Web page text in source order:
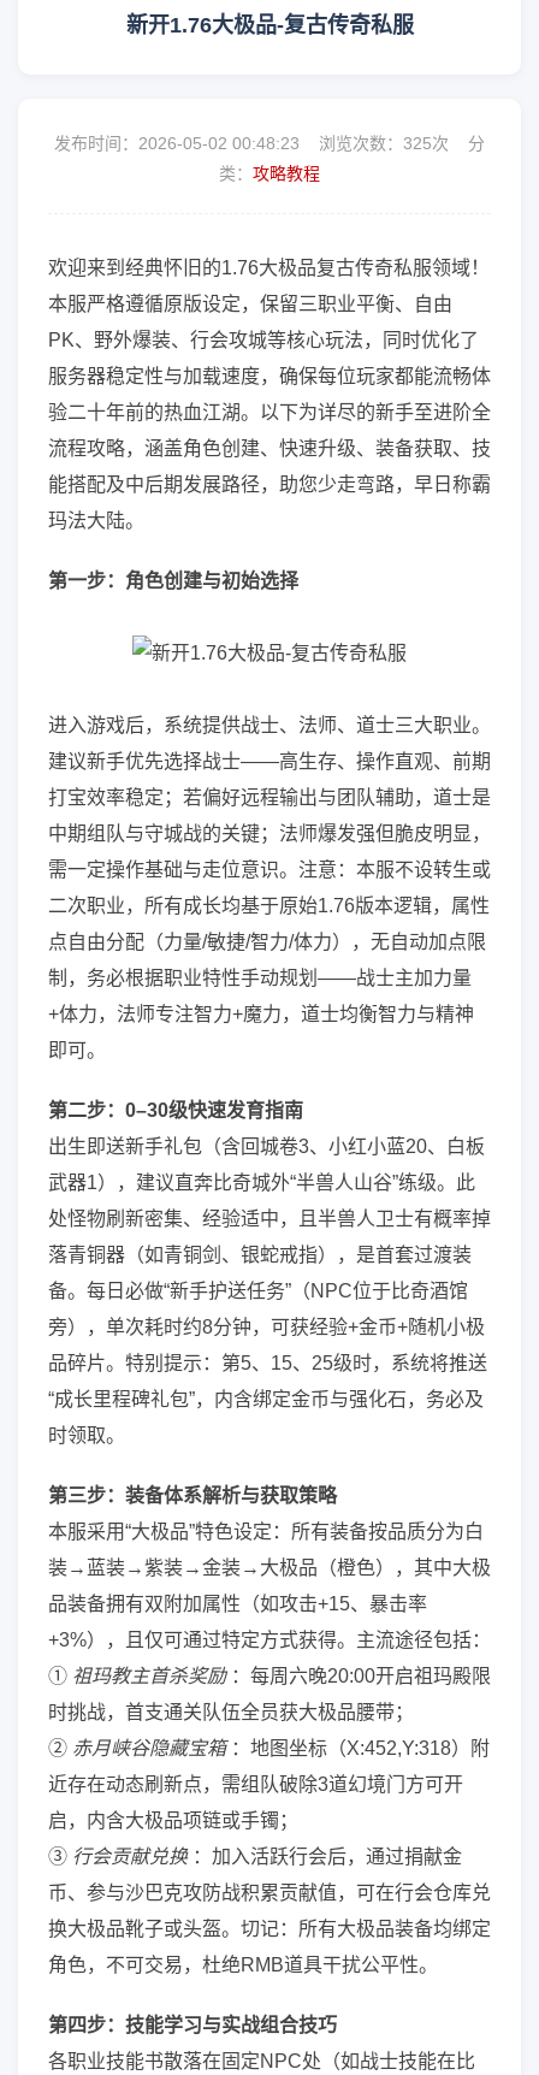
新开1.76大极品-复古传奇私服
发布时间：2026-05-02 00:48:23 浏览次数： 325次 分
类： 攻略教程
欢迎来到经典怀旧的1.76大极品复古传奇私服领域！
本服严格遵循原版设定，保留三职业平衡、自由
PK、野外爆装、行会攻城等核心玩法，同时优化了
服务器稳定性与加载速度，确保每位玩家都能流畅体
验二十年前的热血江湖。以下为详尽的新手至进阶全
流程攻略，涵盖角色创建、快速升级、装备获取、技
能搭配及中后期发展路径，助您少走弯路，早日称霸
玛法大陆。
第一步：角色创建与初始选择
进入游戏后，系统提供战士、法师、道士三大职业。
建议新手优先选择战士——高生存、操作直观、前期
打宝效率稳定；若偏好远程输出与团队辅助，道士是
中期组队与守城战的关键；法师爆发强但脆皮明显，
需一定操作基础与走位意识。注意：本服不设转生或
二次职业，所有成长均基于原始1.76版本逻辑，属性
点自由分配（力量/敏捷/智力/体力），无自动加点限
制，务必根据职业特性手动规划——战士主加力量
+体力，法师专注智力+魔力，道士均衡智力与精神
即可。
第二步：0–30级快速发育指南
出生即送新手礼包（含回城卷3、小红小蓝20、白板
武器1），建议直奔比奇城外“半兽人山谷”练级。此
处怪物刷新密集、经验适中，且半兽人卫士有概率掉
落青铜器（如青铜剑、银蛇戒指），是首套过渡装
备。每日必做“新手护送任务”（NPC位于比奇酒馆
旁），单次耗时约8分钟，可获经验+金币+随机小极
品碎片。特别提示：第5、15、25级时，系统将推送
“成长里程碑礼包”，内含绑定金币与强化石，务必及
时领取。
第三步：装备体系解析与获取策略
本服采用“大极品”特色设定：所有装备按品质分为白
装→蓝装→紫装→金装→大极品（橙色），其中大极
品装备拥有双附加属性（如攻击+15、暴击率
+3%），且仅可通过特定方式获得。主流途径包括：
① 祖玛教主首杀奖励 ：每周六晚20:00开启祖玛殿限
时挑战，首支通关队伍全员获大极品腰带；
② 赤月峡谷隐藏宝箱 ：地图坐标（X:452,Y:318）附
近存在动态刷新点，需组队破除3道幻境门方可开
启，内含大极品项链或手镯；
③ 行会贡献兑换 ：加入活跃行会后，通过捐献金
币、参与沙巴克攻防战积累贡献值，可在行会仓库兑
换大极品靴子或头盔。切记：所有大极品装备均绑定
角色，不可交易，杜绝RMB道具干扰公平性。
第四步：技能学习与实战组合技巧
各职业技能书散落在固定NPC处（如战士技能在比